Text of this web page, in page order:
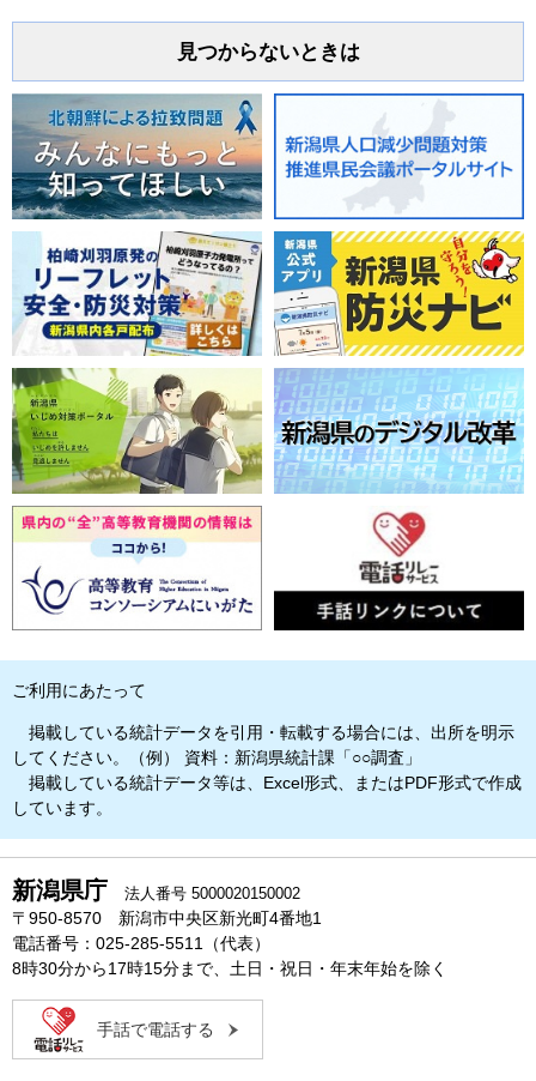
見つからないときは
ご利用にあたって
掲載している統計データを引用・転載する場合には、出所を明示
してください。（例） 資料：新潟県統計課「○○調査」
掲載している統計データ等は、Excel形式、またはPDF形式で作成
しています。
新潟県庁 法人番号 5000020150002
〒950-8570 新潟市中央区新光町4番地1
電話番号：025-285-5511（代表）
8時30分から17時15分まで、土日・祝日・年末年始を除く
手話で電話する